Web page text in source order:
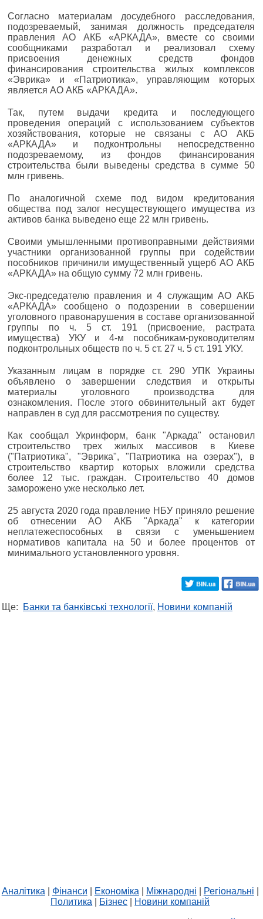
Согласно материалам досудебного расследования,
подозреваемый, занимая должность председателя
правления АО АКБ «АРКАДА», вместе со своими
сообщниками разработал и реализовал схему
присвоения денежных средств фондов
финансирования строительства жилых комплексов
«Эврика» и «Патриотика», управляющим которых
является АО АКБ «АРКАДА».
Так, путем выдачи кредита и последующего
проведения операций с использованием субъектов
хозяйствования, которые не связаны с АО АКБ
«АРКАДА» и подконтрольны непосредственно
подозреваемому, из фондов финансирования
строительства были выведены средства в сумме 50
млн гривень.
По аналогичной схеме под видом кредитования
общества под залог несуществующего имущества из
активов банка выведено еще 22 млн гривень.
Своими умышленными противоправными действиями
участники организованной группы при содействии
пособников причинили имущественный ущерб АО АКБ
«АРКАДА» на общую сумму 72 млн гривень.
Экс-председателю правления и 4 служащим АО АКБ
«АРКАДА» сообщено о подозрении в совершении
уголовного правонарушения в составе организованной
группы по ч. 5 ст. 191 (присвоение, растрата
имущества) УКУ и 4-м пособникам-руководителям
подконтрольных обществ по ч. 5 ст. 27 ч. 5 ст. 191 УКУ.
Указанным лицам в порядке ст. 290 УПК Украины
объявлено о завершении следствия и открыты
материалы уголовного производства для
ознакомления. После этого обвинительный акт будет
направлен в суд для рассмотрения по существу.
Как сообщал Укринформ, банк "Аркада" остановил
строительство трех жилых массивов в Киеве
("Патриотика", "Эврика", "Патриотика на озерах"), в
строительство квартир которых вложили средства
более 12 тыс. граждан. Строительство 40 домов
заморожено уже несколько лет.
25 августа 2020 года правление НБУ приняло решение
об отнесении АО АКБ "Аркада" к категории
неплатежеспособных в связи с уменьшением
нормативов капитала на 50 и более процентов от
минимального установленного уровня.
Ще: Банки та банківські технології, Новини компаній
Аналітика Фінанси Економіка Міжнародні Регіональні
Политика
Бізнес Новини компаній